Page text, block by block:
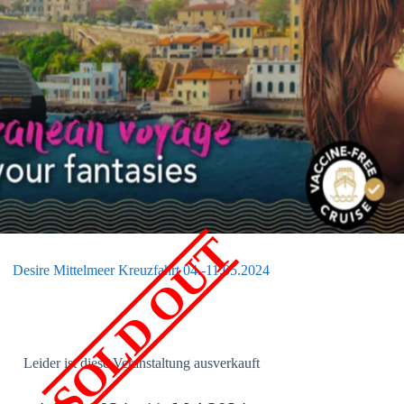
Desire Mittelmeer Kreuzfahrt 04.-11.05.2024
SOLD OUT
Leider ist diese Veranstaltung ausverkauft